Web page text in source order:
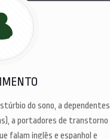
do sono, a dependentes
a portadores de transtorno
falam inglês e espanhol e